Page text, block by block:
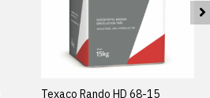
Texaco Rando HD 68-15